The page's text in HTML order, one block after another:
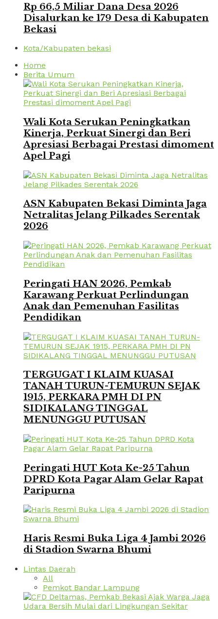
Rp 66,5 Miliar Dana Desa 2026
Disalurkan ke 179 Desa di Kabupaten
Bekasi
Kota/Kabupaten bekasi
Home
Berita Umum
Wali Kota Serukan Peningkatkan
Kinerja, Perkuat Sinergi dan Beri
Apresiasi Berbagai Prestasi dimoment
Apel Pagi
ASN Kabupaten Bekasi Diminta Jaga
Netralitas Jelang Pilkades Serentak
2026
Peringati HAN 2026, Pemkab
Karawang Perkuat Perlindungan
Anak dan Pemenuhan Fasilitas
Pendidikan
TERGUGAT I KLAIM KUASAI
TANAH TURUN-TEMURUN SEJAK
1915, PERKARA PMH DI PN
SIDIKALANG TINGGAL
MENUNGGU PUTUSAN
Peringati HUT Kota Ke-25 Tahun
DPRD Kota Pagar Alam Gelar Rapat
Paripurna
Haris Resmi Buka Liga 4 Jambi 2026
di Stadion Swarna Bhumi
Lintas Daerah
All
Pemkot Bandar Lampung